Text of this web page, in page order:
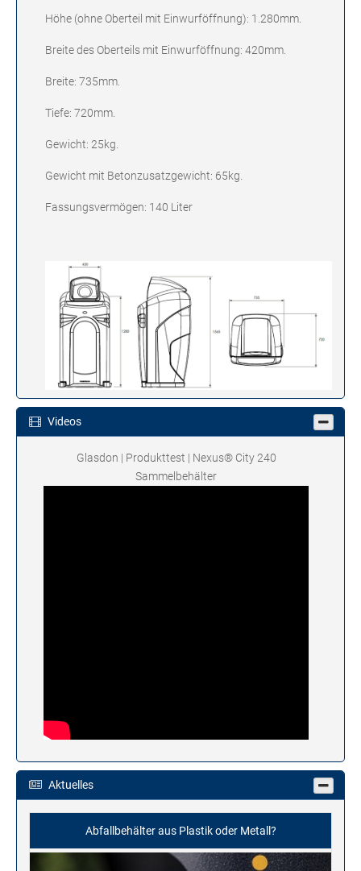
Höhe (ohne Oberteil mit Einwurföffnung): 1.280mm.
Breite des Oberteils mit Einwurföffnung: 420mm.
Breite: 735mm.
Tiefe: 720mm.
Gewicht: 25kg.
Gewicht mit Betonzusatzgewicht: 65kg.
Fassungsvermögen: 140 Liter
Videos
Glasdon | Produkttest | Nexus® City 240
Sammelbehälter
Aktuelles
Abfallbehälter aus Plastik oder Metall?